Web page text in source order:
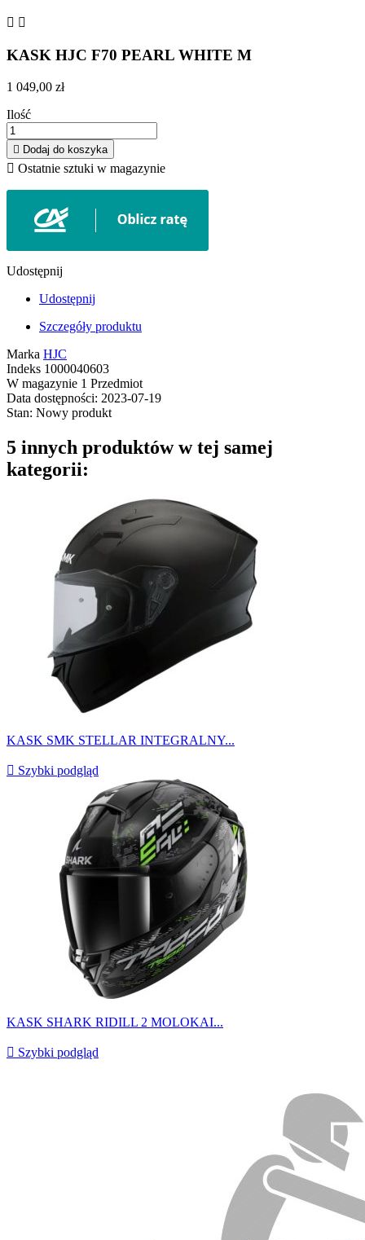
 
KASK HJC F70 PEARL WHITE M
1 049,00 zł
Ilość
 Dodaj do koszyka
 Ostatnie sztuki w magazynie
Udostępnij
Udostępnij
Szczegóły produktu
Marka HJC
Indeks 1000040603
W magazynie 1 Przedmiot
Data dostępności: 2023-07-19
Stan: Nowy produkt
5 innych produktów w tej samej
kategorii:
KASK SMK STELLAR INTEGRALNY...
 Szybki podgląd
KASK SHARK RIDILL 2 MOLOKAI...
 Szybki podgląd